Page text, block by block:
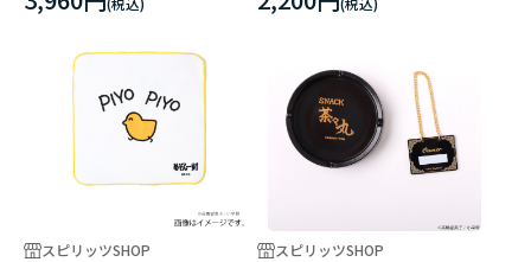
スピリッツSHOP
スピリッツSHOP